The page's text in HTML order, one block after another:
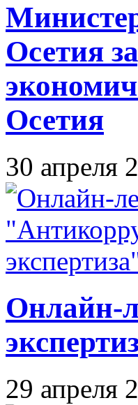
Осетия
Осетия
30 апреля
Онлайн-
29 апреля